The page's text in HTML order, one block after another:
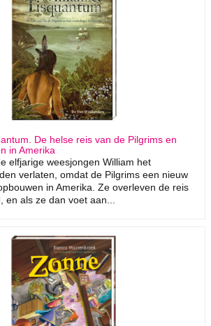
De helse reis van de Pilgrims en
in Amerika
elfjarige weesjongen William het
verlaten, omdat de Pilgrims een nieuw
in Amerika. Ze overleven de reis
en als ze dan voet aan...